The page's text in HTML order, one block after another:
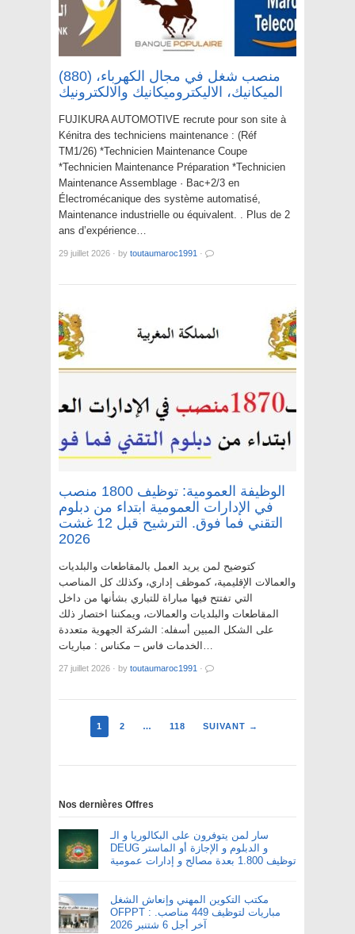
(880) منصب شغل في مجال الكهرباء،
الميكانيك، الاليكتروميكانيك والالكترونيك
FUJIKURA AUTOMOTIVE recrute pour son site à
Kénitra des techniciens maintenance : (Réf
TM1/26) *Technicien Maintenance Coupe
*Technicien Maintenance Préparation *Technicien
Maintenance Assemblage · Bac+2/3 en
Électromécanique des système automatisé,
Maintenance industrielle ou équivalent. . Plus de 2
ans d’expérience…
29 juillet 2026 · by toutaumaroc1991 ·
الوظيفة العمومية: توظيف 1800 منصب
في الإدارات العمومية ابتداء من دبلوم
التقني فما فوق. الترشيح قبل 12 غشت
2026
كتوضيح لمن يريد العمل بالمقاطعات والبلديات
والعمالات الإقليمية، كموظف إداري، وكذلك كل المناصب
التي تفتتح فيها مباراة للتباري بشأنها من داخل
المقاطعات والبلديات والعمالات، ويمكننا اختصار ذلك
على الشكل المبين أسفله: الشركة الجهوية متعددة
الخدمات فاس – مکناس : مباريات…
27 juillet 2026 · by toutaumaroc1991 ·
1 2 … 118 SUIVANT →
Nos dernières Offres
سار لمن يتوفرون على البكالوريا و الـ
DEUG و الدبلوم و الإجازة أو الماستر
توظيف 1.800 بعدة مصالح و إدارات عمومية
مكتب التكوين المهني وإنعاش الشغل
OFPPT : مباريات لتوظيف 449 مناصب.
آخر أجل 6 شتنبر 2026